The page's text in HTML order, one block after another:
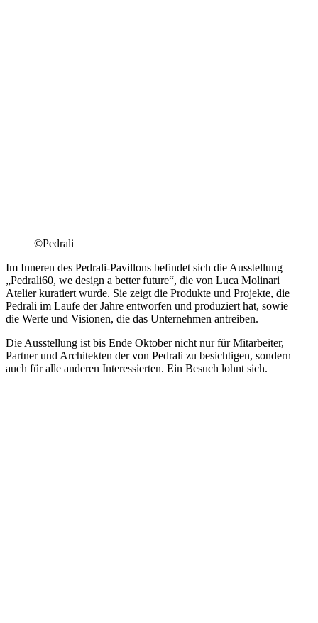
©Pedrali
Im Inneren des Pedrali-Pavillons befindet sich die Ausstellung
„Pedrali60, we design a better future“, die von Luca Molinari
Atelier kuratiert wurde. Sie zeigt die Produkte und Projekte, die
Pedrali im Laufe der Jahre entworfen und produziert hat, sowie
die Werte und Visionen, die das Unternehmen antreiben.
Die Ausstellung ist bis Ende Oktober nicht nur für Mitarbeiter,
Partner und Architekten der von Pedrali zu besichtigen, sondern
auch für alle anderen Interessierten. Ein Besuch lohnt sich.